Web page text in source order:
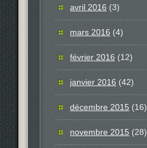
avril 2016 (3)
mars 2016 (4)
février 2016 (12)
janvier 2016 (42)
décembre 2015 (16)
novembre 2015 (28)